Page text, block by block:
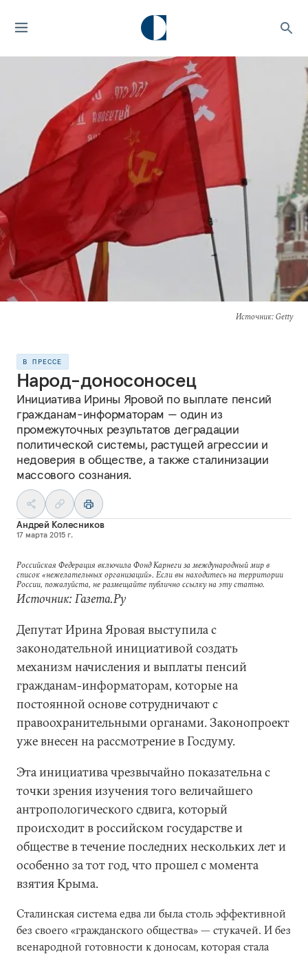
Источник: Getty
В ПРЕССЕ
Народ-доносоносец
Инициатива Ирины Яровой по выплате пенсий
гражданам-информаторам — один из
промежуточных результатов деградации
политической системы, растущей агрессии и
недоверия в обществе, а также сталинизации
массового сознания.
Андрей Колесников
17 марта 2015 г.
Российская Федерация включила Фонд Карнеги за международный мир в
список «нежелательных организаций». Если вы находитесь на территории
России, пожалуйста, не размещайте публично ссылку на эту статью.
Источник: Газета.Ру
Депутат Ирина Яровая выступила с
законодательной инициативой создать
механизм начисления и выплаты пенсий
гражданам-информаторам, которые на
постоянной основе сотрудничают с
правоохранительными органами. Законопроект
уже внесен на рассмотрение в Госдуму.
Эта инициатива чрезвычайно показательна с
точки зрения изучения того величайшего
антропологического сдвига, который
происходит в российском государстве и
обществе в течение последних нескольких лет и
особенно за тот год, что прошел с момента
взятия Крыма.
Сталинская система едва ли была столь эффективной
без своего «гражданского общества» — стукачей. И без
всенародной готовности к доносам, которая стала